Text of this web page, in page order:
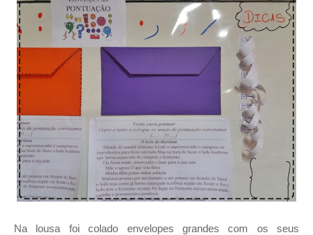
Na lousa foi colado envelopes grandes com os seus